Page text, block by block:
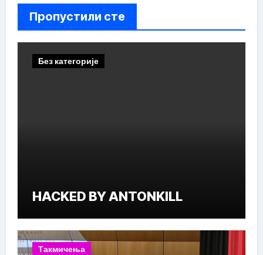
Пропустили сте
Без категорије
HACKED BY ANTONKILL
Такмичења